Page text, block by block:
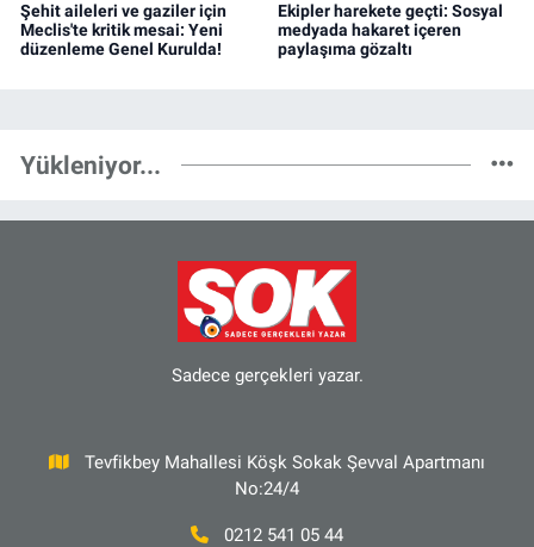
Şehit aileleri ve gaziler için
Meclis'te kritik mesai: Yeni
düzenleme Genel Kurulda!
Ekipler harekete geçti: Sosyal
medyada hakaret içeren
paylaşıma gözaltı
Yükleniyor...
Sadece gerçekleri yazar.
Tevfikbey Mahallesi Köşk Sokak Şevval Apartmanı
No:24/4
0212 541 05 44